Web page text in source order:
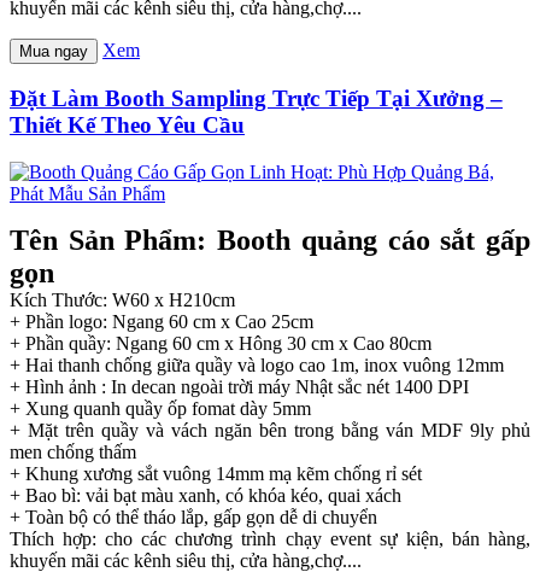
khuyến mãi các kênh siêu thị, cửa hàng,chợ....
Mua ngay Xem
Đặt Làm Booth Sampling Trực Tiếp Tại Xưởng –
Thiết Kế Theo Yêu Cầu
Tên Sản Phẩm: Booth quảng cáo sắt gấp
gọn
Kích Thước: W60 x H210cm
+ Phần logo: Ngang 60 cm x Cao 25cm
+ Phần quầy: Ngang 60 cm x Hông 30 cm x Cao 80cm
+ Hai thanh chống giữa quầy và logo cao 1m, inox vuông 12mm
+ Hình ảnh : In decan ngoài trời máy Nhật sắc nét 1400 DPI
+ Xung quanh quầy ốp fomat dày 5mm
+ Mặt trên quầy và vách ngăn bên trong bằng ván MDF 9ly phủ
men chống thấm
+ Khung xương sắt vuông 14mm mạ kẽm chống rỉ sét
+ Bao bì: vải bạt màu xanh, có khóa kéo, quai xách
+ Toàn bộ có thể tháo lắp, gấp gọn dễ di chuyển
Thích hợp: cho các chương trình chạy event sự kiện, bán hàng,
khuyến mãi các kênh siêu thị, cửa hàng,chợ....